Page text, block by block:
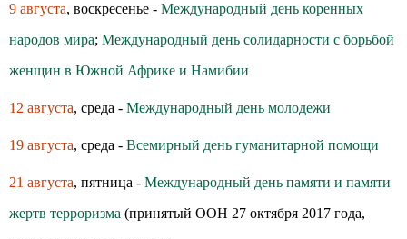
9 августа, воскресенье - Международный день коренных
народов мира; Международный день солидарности с борьбой
женщин в Южной Африке и Намибии
12 августа, среда - Международный день молодежи
19 августа, среда - Всемирный день гуманитарной помощи
21 августа, пятница - Международный день памяти и памяти
жертв терроризма (принятый ООН 27 октября 2017 года,